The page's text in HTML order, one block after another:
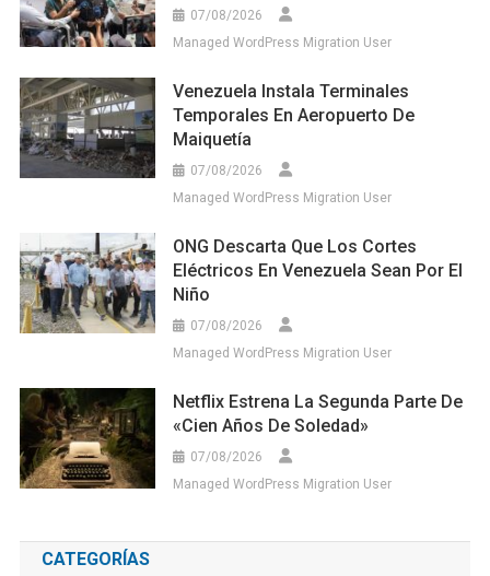
07/08/2026
Managed WordPress Migration User
Venezuela Instala Terminales
Temporales En Aeropuerto De
Maiquetía
07/08/2026
Managed WordPress Migration User
ONG Descarta Que Los Cortes
Eléctricos En Venezuela Sean Por El
Niño
07/08/2026
Managed WordPress Migration User
Netflix Estrena La Segunda Parte De
«Cien Años De Soledad»
07/08/2026
Managed WordPress Migration User
CATEGORÍAS